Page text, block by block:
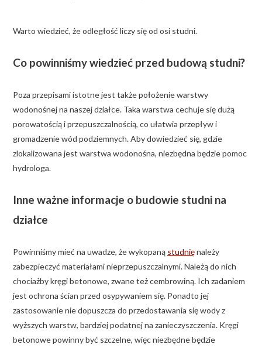
Warto wiedzieć, że odległość liczy się od osi studni.
Co powinniśmy wiedzieć przed budową studni?
Poza przepisami istotne jest także położenie warstwy
wodonośnej na naszej działce. Taka warstwa cechuje się dużą
porowatością i przepuszczalnością, co ułatwia przepływ i
gromadzenie wód podziemnych. Aby dowiedzieć się, gdzie
zlokalizowana jest warstwa wodonośna, niezbędna będzie pomoc
hydrologa.
Inne ważne informacje o budowie studni na
działce
Powinniśmy mieć na uwadze, że wykopaną studnięnależy
zabezpieczyć materiałami nieprzepuszczalnymi. Należą do nich
chociażby kręgi betonowe, zwane też cembrowiną. Ich zadaniem
jest ochrona ścian przed osypywaniem się. Ponadto jej
zastosowanie nie dopuszcza do przedostawania się wody z
wyższych warstw, bardziej podatnej na zanieczyszczenia. Kręgi
betonowe powinny być szczelne, więc niezbędne będzie